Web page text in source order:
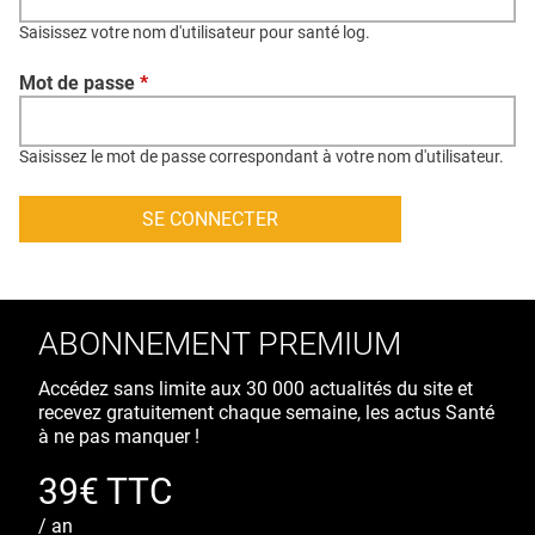
CONTACT
CRÉDITS
Saisissez votre nom d'utilisateur pour santé log.
Mot de passe *
Saisissez le mot de passe correspondant à votre nom d'utilisateur.
ABONNEMENT PREMIUM
Accédez sans limite aux 30 000 actualités du site et
recevez gratuitement chaque semaine, les actus Santé
à ne pas manquer !
39€ TTC
/ an